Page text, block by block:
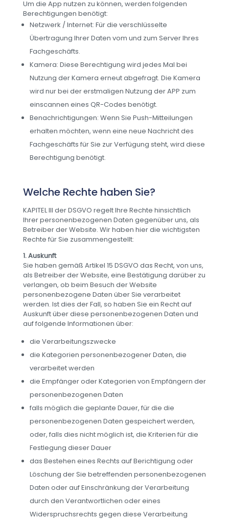
Um die App nutzen zu können, werden folgenden
Berechtigungen benötigt:
Netzwerk / Internet: Für die verschlüsselte
Übertragung Ihrer Daten vom und zum Server Ihres
Fachgeschäfts.
Kamera: Diese Berechtigung wird jedes Mal bei
Nutzung der Kamera erneut abgefragt. Die Kamera
wird nur bei der erstmaligen Nutzung der APP zum
einscannen eines QR-Codes benötigt.
Benachrichtigungen: Wenn Sie Push-Mitteilungen
erhalten möchten, wenn eine neue Nachricht des
Fachgeschäfts für Sie zur Verfügung steht, wird diese
Berechtigung benötigt.
Welche Rechte haben Sie?
KAPITEL III der DSGVO regelt Ihre Rechte hinsichtlich
Ihrer personenbezogenen Daten gegenüber uns, als
Betreiber der Website. Wir haben hier die wichtigsten
Rechte für Sie zusammengestellt:
1. Auskunft
Sie haben gemäß Artikel 15 DSGVO das Recht, von uns,
als Betreiber der Website, eine Bestätigung darüber zu
verlangen, ob beim Besuch der Website
personenbezogene Daten über Sie verarbeitet
werden. Ist dies der Fall, so haben Sie ein Recht auf
Auskunft über diese personenbezogenen Daten und
auf folgende Informationen über:
die Verarbeitungszwecke
die Kategorien personenbezogener Daten, die
verarbeitet werden
die Empfänger oder Kategorien von Empfängern der
personenbezogenen Daten
falls möglich die geplante Dauer, für die die
personenbezogenen Daten gespeichert werden,
oder, falls dies nicht möglich ist, die Kriterien für die
Festlegung dieser Dauer
das Bestehen eines Rechts auf Berichtigung oder
Löschung der Sie betreffenden personenbezogenen
Daten oder auf Einschränkung der Verarbeitung
durch den Verantwortlichen oder eines
Widerspruchsrechts gegen diese Verarbeitung